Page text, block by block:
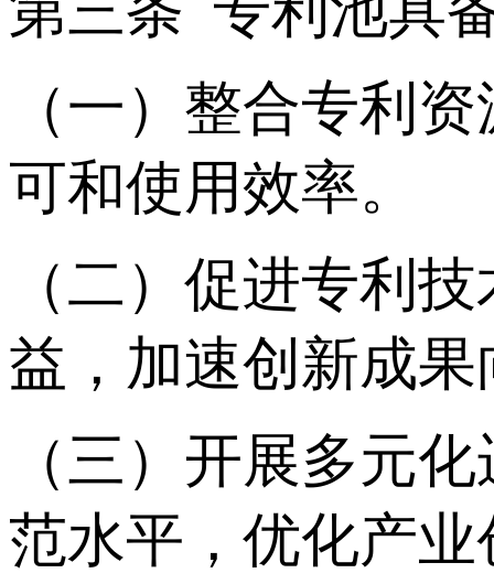
（一）整合专利
可和使用效率。
（二）促进专利
益，加速创新成
（三）开展多元
范水平，优化产